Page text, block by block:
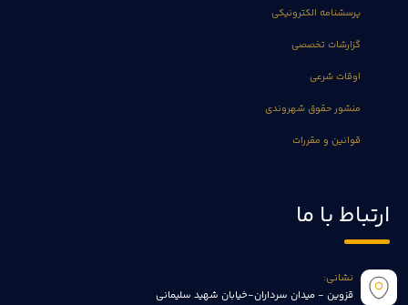
پرسشنامه الکترونیکی
گزارشات تخصصی
اوقات شرعی
منشور حقوق شهروندی
قوانین و مقررات
ارتباط با ما
نشانی:
قزوین - میدان سرداران-خیابان شهید سلیمانی